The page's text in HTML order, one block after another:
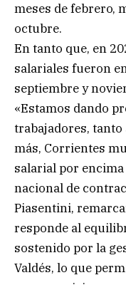
meses de febrero,
octubre.
En tanto que, en
salariales fueron
septiembre y
«Estamos dando
trabajadores, tanto
más, Corrientes
salarial por
nacional de
Piasentini,
responde al
sostenido por la
Valdés, lo que